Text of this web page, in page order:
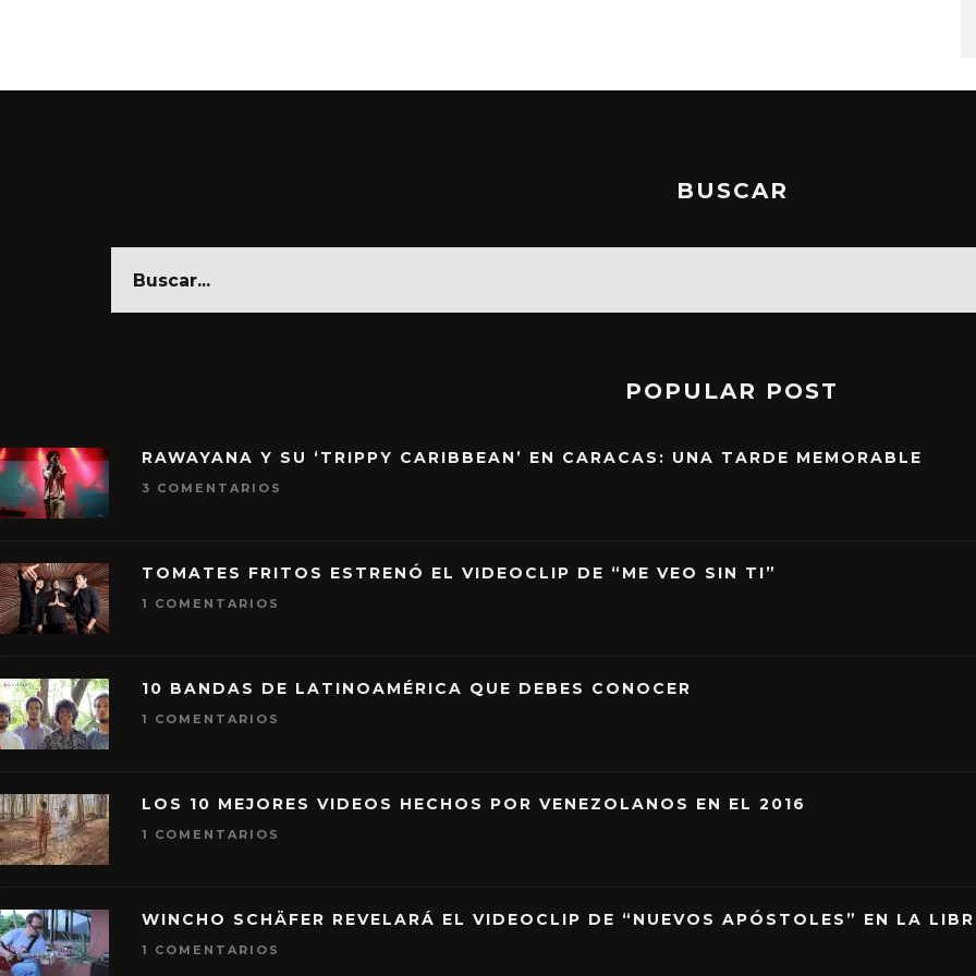
BUSCAR
POPULAR POST
RAWAYANA Y SU ‘TRIPPY CARIBBEAN’ EN CARACAS: UNA TARDE MEMORABLE
3 COMENTARIOS
TOMATES FRITOS ESTRENÓ EL VIDEOCLIP DE “ME VEO SIN TI”
1 COMENTARIOS
10 BANDAS DE LATINOAMÉRICA QUE DEBES CONOCER
1 COMENTARIOS
LOS 10 MEJORES VIDEOS HECHOS POR VENEZOLANOS EN EL 2016
1 COMENTARIOS
WINCHO SCHÄFER REVELARÁ EL VIDEOCLIP DE “NUEVOS APÓSTOLES” EN LA
1 COMENTARIOS